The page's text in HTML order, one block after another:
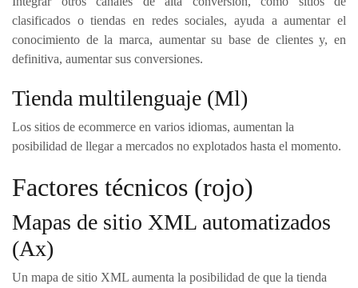
clasificados o tiendas en redes sociales, ayuda a aumentar el
conocimiento de la marca, aumentar su base de clientes y, en
definitiva, aumentar sus conversiones.
Tienda multilenguaje (Ml)
Los sitios de ecommerce en varios idiomas, aumentan la
posibilidad de llegar a mercados no explotados hasta el momento.
Factores técnicos (rojo)
Mapas de sitio XML automatizados
(Ax)
Un mapa de sitio XML aumenta la posibilidad de que la tienda